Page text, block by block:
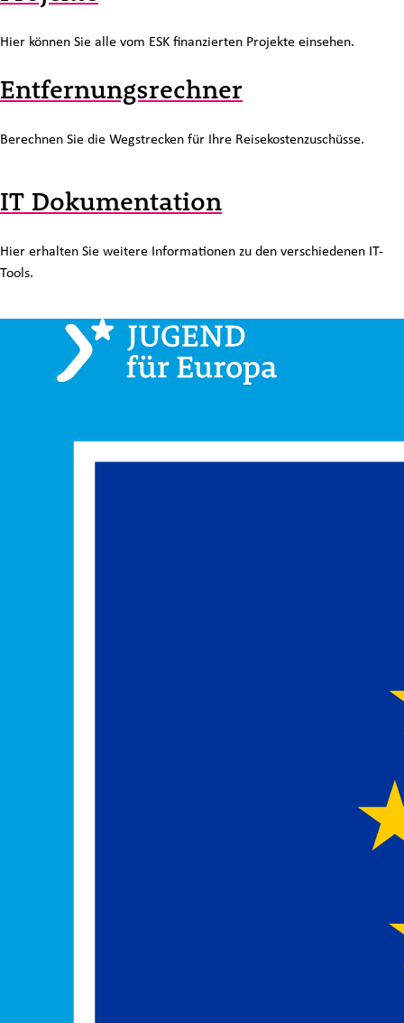
Hier können Sie alle vom ESK finanzierten Projekte einsehen.
Entfernungsrechner
Berechnen Sie die Wegstrecken für Ihre Reisekostenzuschüsse.
IT Dokumentation
Hier erhalten Sie weitere Informationen zu den verschiedenen IT-
Tools.